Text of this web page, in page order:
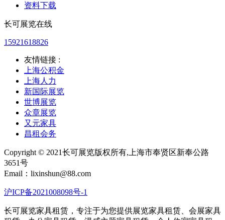
资料下载
长可展览在线
15921618826
友情链接 :
上海公积金
上海人力
新国际展览
世博展览
众章展览
又元家具
昌租会务
Copyright © 2021长可展览版权所有,上海市奉贤区新奉公路
3651号
Email：lixinshun@88.com
沪ICP备2021008098号-1
长可展览家具租赁，专注于为您提供展览家具租赁、会展家具